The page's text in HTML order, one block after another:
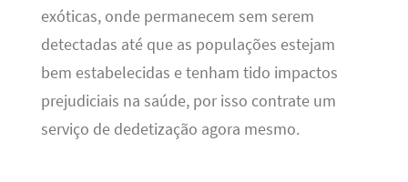
exóticas, onde permanecem sem serem
detectadas até que as populações estejam
bem estabelecidas e tenham tido impactos
prejudiciais na saúde, por isso contrate um
serviço de dedetização agora mesmo.